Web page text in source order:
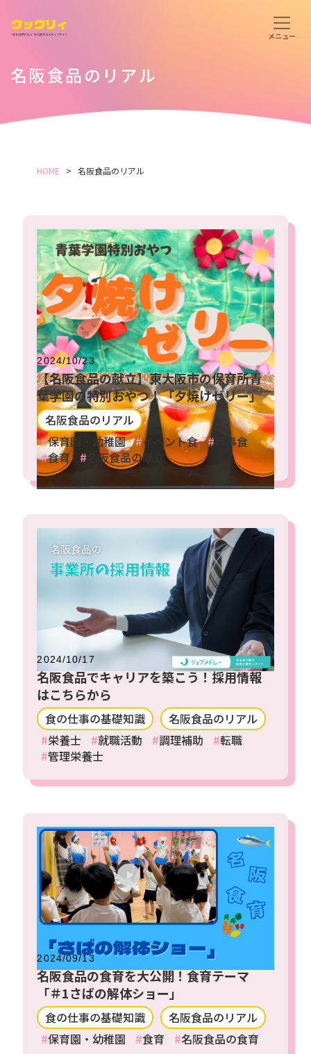
名阪食品のリアル
HOME 名阪食品のリアル
2024/10/23
【名阪食品の献立】東大阪市の保育所青
葉学園の特別おやつ！「夕焼けゼリー」
名阪食品のリアル
保育園・幼稚園
イベント食
行事食
食育
名阪食品の献立
2024/10/17
名阪食品でキャリアを築こう！採用情報
はこちらから
食の仕事の基礎知識
名阪食品のリアル
栄養士
就職活動 調理補助
転職
管理栄養士
2024/09/13
名阪食品の食育を大公開！食育テーマ
「＃1さばの解体ショー」
食の仕事の基礎知識
名阪食品のリアル
保育園・幼稚園
食育 名阪食品の食育